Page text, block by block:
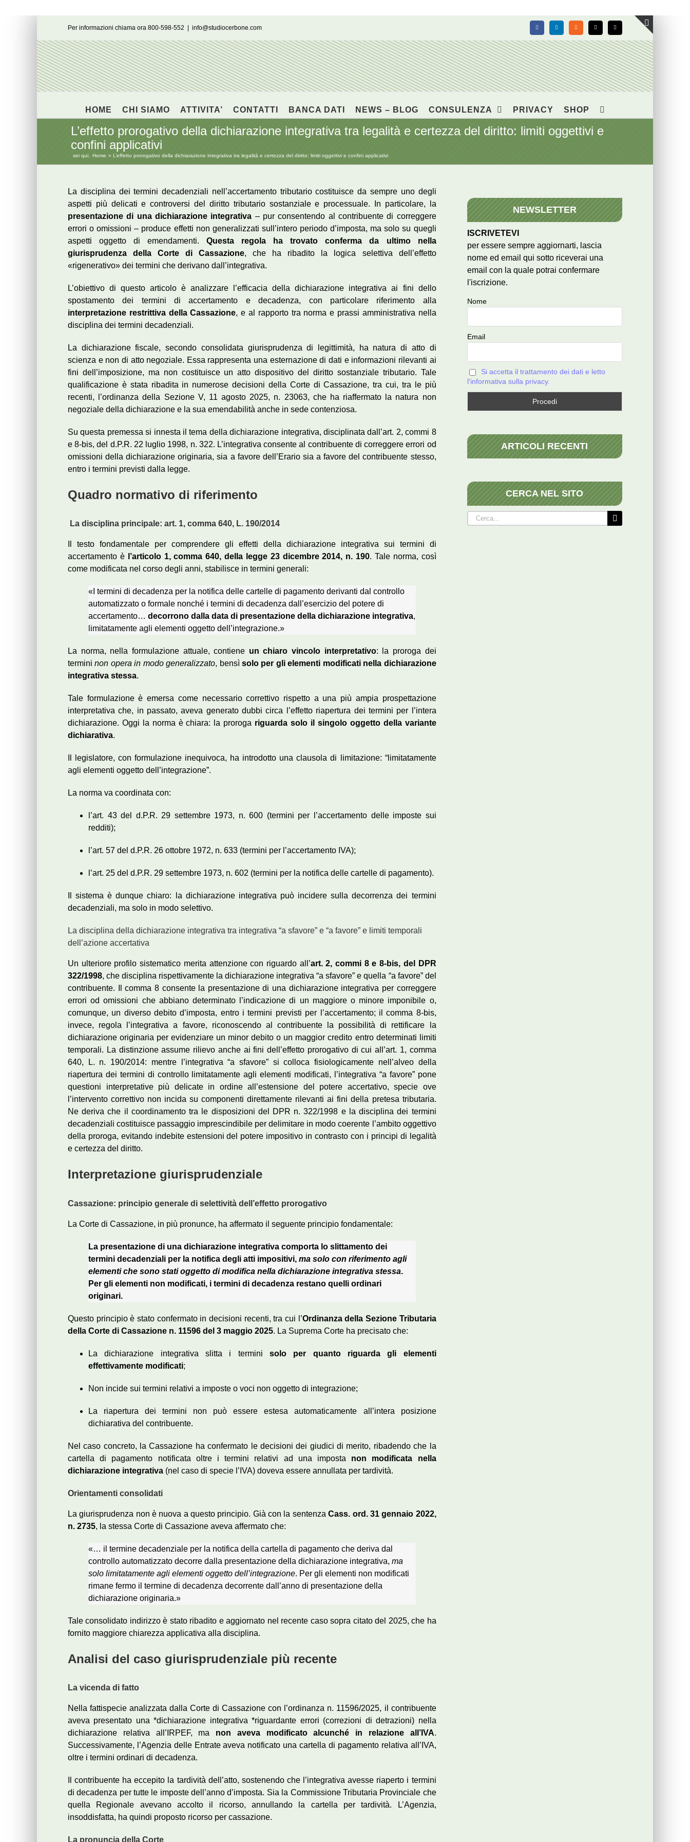
Per informazioni chiama ora 800-598-552 info@studiocerbone.com FacebookLinkedIn Rss X Email
HOME CHI SIAMO ATTIVITA’ CONTATTI BANCA DATI NEWS – BLOG CONSULENZA PRIVACY SHOP
L’effetto prorogativo della dichiarazione integrativa tra legalità e certezza del diritto: limiti oggettivi e
confini applicativi
sei qui: Home L’effetto prorogativo della dichiarazione integrativa tra legalità e certezza del diritto: limiti oggettivi e confini applicativi
La disciplina dei termini decadenziali nell’accertamento tributario costituisce da sempre uno degli
aspetti più delicati e controversi del diritto tributario sostanziale e processuale. In particolare, la
presentazione di una dichiarazione integrativa – pur consentendo al contribuente di correggere
errori o omissioni – produce effetti non generalizzati sull’intero periodo d’imposta, ma solo su quegli
aspetti oggetto di emendamenti.Questa regola ha trovato conferma da ultimo nella
giurisprudenza della Corte di Cassazione, che ha ribadito la logica selettiva dell’effetto
«rigenerativo» dei termini che derivano dall’integrativa.
L’obiettivo di questo articolo è analizzare l’efficacia della dichiarazione integrativa ai fini dello
spostamento dei termini di accertamento e decadenza, con particolare riferimento alla
interpretazione restrittiva della Cassazione, e al rapporto tra norma e prassi amministrativa nella
disciplina dei termini decadenziali.
La dichiarazione fiscale, secondo consolidata giurisprudenza di legittimità, ha natura di atto di
scienza e non di atto negoziale. Essa rappresenta una esternazione di dati e informazioni rilevanti ai
fini dell’imposizione, ma non costituisce un atto dispositivo del diritto sostanziale tributario. Tale
qualificazione è stata ribadita in numerose decisioni della Corte di Cassazione, tra cui, tra le più
recenti, l’ordinanza della Sezione V, 11 agosto 2025, n. 23063, che ha riaffermato la natura non
negoziale della dichiarazione e la sua emendabilità anche in sede contenziosa.
Su questa premessa si innesta il tema della dichiarazione integrativa, disciplinata dall’art. 2, commi 8
e 8-bis, del d.P.R. 22 luglio 1998, n. 322. L’integrativa consente al contribuente di correggere errori od
omissioni della dichiarazione originaria, sia a favore dell’Erario sia a favore del contribuente stesso,
entro i termini previsti dalla legge.
Quadro normativo di riferimento
La disciplina principale: art. 1, comma 640, L. 190/2014
Il testo fondamentale per comprendere gli effetti della dichiarazione integrativa sui termini di
accertamento è
l’articolo 1, comma 640, della legge 23 dicembre 2014, n. 190. Tale norma, così
come modificata nel corso degli anni, stabilisce in termini generali:
«I termini di decadenza per la notifica delle cartelle di pagamento derivanti dal controllo
automatizzato o formale nonché i termini di decadenza dall’esercizio del potere di
accertamento… decorrono dalla data di presentazione della dichiarazione integrativa,
limitatamente agli elementi oggetto dell’integrazione.»
La norma, nella formulazione attuale, contiene un chiaro vincolo interpretativo: la proroga dei
termininon opera in modo generalizzato, bensìsolo per gli elementi modificati nella dichiarazione
integrativa stessa.
Tale formulazione è emersa come necessario correttivo rispetto a una più ampia prospettazione
interpretativa che, in passato, aveva generato dubbi circa l’effetto riapertura dei termini per l’intera
dichiarazione. Oggi la norma è chiara: la proroga riguarda solo il singolo oggetto della variante
dichiarativa.
Il legislatore, con formulazione inequivoca, ha introdotto una clausola di limitazione: “limitatamente
agli elementi oggetto dell’integrazione”.
La norma va coordinata con:
l’art. 43 del d.P.R. 29 settembre 1973, n. 600 (termini per l’accertamento delle imposte sui
redditi);
l’art. 57 del d.P.R. 26 ottobre 1972, n. 633 (termini per l’accertamento IVA);
l’art. 25 del d.P.R. 29 settembre 1973, n. 602 (termini per la notifica delle cartelle di pagamento).
Il sistema è dunque chiaro: la dichiarazione integrativa può incidere sulla decorrenza dei termini
decadenziali, ma solo in modo selettivo.
La disciplina della dichiarazione integrativa tra integrativa “a sfavore” e “a favore” e limiti temporali
dell’azione accertativa
Un ulteriore profilo sistematico merita attenzione con riguardo all’art. 2, commi 8 e 8-bis, del
DPR
322/1998, che disciplina rispettivamente la dichiarazione integrativa “a sfavore” e quella “a favore” del
contribuente. Il comma 8 consente la presentazione di una dichiarazione integrativa per correggere
errori od omissioni che abbiano determinato l’indicazione di un maggiore o minore imponibile o,
comunque, un diverso debito d’imposta, entro i termini previsti per l’accertamento; il comma 8-bis,
invece, regola l’integrativa a favore, riconoscendo al contribuente la possibilità di rettificare la
dichiarazione originaria per evidenziare un minor debito o un maggior credito entro determinati limiti
temporali. La distinzione assume rilievo anche ai fini dell’effetto prorogativo di cui all’art. 1, comma
640, L. n. 190/2014: mentre l’integrativa “a sfavore” si colloca fisiologicamente nell’alveo della
riapertura dei termini di controllo limitatamente agli elementi modificati, l’integrativa “a favore” pone
questioni interpretative più delicate in ordine all’estensione del potere accertativo, specie ove
l’intervento correttivo non incida su componenti direttamente rilevanti ai fini della pretesa tributaria.
Ne deriva che il coordinamento tra le disposizioni del DPR n. 322/1998 e la disciplina dei termini
decadenziali costituisce passaggio imprescindibile per delimitare in modo coerente l’ambito oggettivo
della proroga, evitando indebite estensioni del potere impositivo in contrasto con i principi di legalità
e certezza del diritto.
Interpretazione giurisprudenziale
Cassazione: principio generale di selettività dell’effetto prorogativo
La Corte di Cassazione, in più pronunce, ha affermato il seguente principio fondamentale:
La presentazione di una dichiarazione integrativa comporta lo slittamento dei
termini decadenziali per la notifica degli atti impositivi, ma solo con riferimento agli
elementi che sono stati oggetto di modifica nella dichiarazione integrativa stessa.
Per gli elementi non modificati, i termini di decadenza restano quelli ordinari
originari.
Questo principio è stato confermato in decisioni recenti, tra cui l’Ordinanza della Sezione Tributaria
della Corte di Cassazione n. 11596 del 3 maggio 2025. La Suprema Corte ha precisato che:
La dichiarazione integrativa slitta i termini solo per quanto riguarda gli elementi
effettivamente modificati;
Non incide sui termini relativi a imposte o voci non oggetto di integrazione;
La riapertura dei termini non può essere estesa automaticamente all’intera posizione
dichiarativa del contribuente.
Nel caso concreto, la Cassazione ha confermato le decisioni dei giudici di merito, ribadendo che la
cartella di pagamento notificata oltre i termini relativi ad una imposta non modificata nella
dichiarazione integrativa (nel caso di specie l’IVA) doveva essere annullata per tardività.
Orientamenti consolidati
La giurisprudenza non è nuova a questo principio. Già con la sentenzaCass. ord. 31 gennaio 2022,
n. 2735, la stessa Corte di Cassazione aveva affermato che:
«… il termine decadenziale per la notifica della cartella di pagamento che deriva dal
controllo automatizzato decorre dalla presentazione della dichiarazione integrativa, ma
solo limitatamente agli elementi oggetto dell’integrazione. Per gli elementi non modificati
rimane fermo il termine di decadenza decorrente dall’anno di presentazione della
dichiarazione originaria.»
Tale consolidato indirizzo è stato ribadito e aggiornato nel recente caso sopra citato del 2025, che ha
fornito maggiore chiarezza applicativa alla disciplina.
Analisi del caso giurisprudenziale più recente
La vicenda di fatto
Nella fattispecie analizzata dalla Corte di Cassazione con l’ordinanza n. 11596/2025, il contribuente
aveva presentato una *dichiarazione integrativa *riguardante errori (correzioni di detrazioni) nella
dichiarazione relativa all’IRPEF, ma non aveva modificato alcunché in relazione all’IVA.
Successivamente, l’Agenzia delle Entrate aveva notificato una cartella di pagamento relativa all’IVA,
oltre i termini ordinari di decadenza.
Il contribuente ha eccepito la tardività dell’atto, sostenendo che l’integrativa avesse riaperto i termini
di decadenza per tutte le imposte dell’anno d’imposta. Sia la Commissione Tributaria Provinciale che
quella Regionale avevano accolto il ricorso, annullando la cartella per tardività. L’Agenzia,
insoddisfatta, ha quindi proposto ricorso per cassazione.
La pronuncia della Corte
NEWSLETTER
ISCRIVETEVI
per essere sempre aggiornarti, lascia
nome ed email qui sotto riceverai una
email con la quale potrai confermare
l'iscrizione.
Nome
Email
Si accetta il trattamento dei dati e letto
l'informativa sulla privacy.
ARTICOLI RECENTI
CERCA NEL SITO
Cerca
per:
Toggle
area
barra
scorrevole